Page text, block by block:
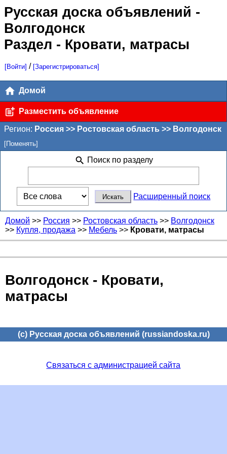
Русская доска объявлений -
Волгодонск
Раздел - Кровати, матрасы
[Войти] / [Зарегистрироваться]
Домой
Разместить объявление
Регион: Россия >> Ростовская область >> Волгодонск
[Поменять]
Поиск по разделу
Расширенный поиск
Домой >> Россия >> Ростовская область >> Волгодонск
>> Купля, продажа >> Мебель >> Кровати, матрасы
Волгодонск - Кровати,
матрасы
(c) Русская доска объявлений (russiandoska.ru)
Связаться с администрацией сайта